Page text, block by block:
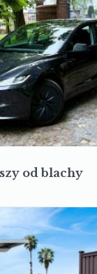
od blachy